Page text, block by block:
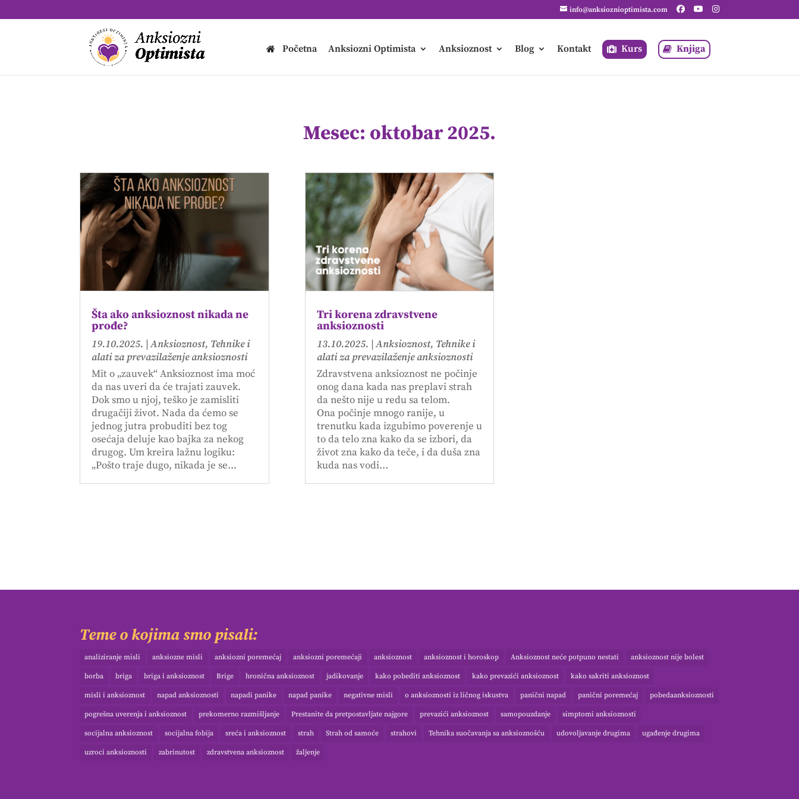
info@anksioznioptimista.com
Početna Anksiozni Optimista Anksioznost Blog Kontakt Kurs Knjiga
Mesec: oktobar 2025.
Šta ako anksioznost nikada ne
prođe?
19.10.2025. |Anksioznost, Tehnike i
alati za prevazilaženje anksioznosti
Mit o „zauvek“ Anksioznost ima moć
da nas uveri da će trajati zauvek.
Dok smo u njoj, teško je zamisliti
drugačiji život. Nada da ćemo se
jednog jutra probuditi bez tog
osećaja deluje kao bajka za nekog
drugog. Um kreira lažnu logiku:
„Pošto traje dugo, nikada je se...
Tri korena zdravstvene
anksioznosti
13.10.2025. |Anksioznost, Tehnike i
alati za prevazilaženje anksioznosti
Zdravstvena anksioznost ne počinje
onog dana kada nas preplavi strah
da nešto nije u redu sa telom.
Ona počinje mnogo ranije, u
trenutku kada izgubimo poverenje u
to da telo zna kako da se izbori, da
život zna kako da teče, i da duša zna
kuda nas vodi…
Teme o kojima smo pisali:
analiziranje misli anksiozne misli anksiozni poremećaj anksiozni poremećaji anksioznost anksioznost i horoskop Anksioznost neće potpuno nestati anksioznost nije bolest
borba briga briga i anksioznost Brige hronična anksioznost jadikovanje kako pobediti anksioznost kako prevazići anksioznost kako sakriti anksioznost
misli i anksioznost napad anksioznosti napadi panike napad panike negativne misli o anksioznosti iz ličnog iskustva panični napad panični poremećaj pobedaanksioznosti
pogrešna uverenja i anksioznost prekomerno razmišljanje Prestanite da pretpostavljate najgore prevazići anksioznost samopouzdanje simptomi anksioznosti
socijalna anksioznost socijalna fobija sreća i anksioznost strah Strah od samoće strahovi Tehnika suočavanja sa anksioznošću udovoljavanje drugima ugađenje drugima
uzroci anksioznosti zabrinutost zdravstvena anksioznost žaljenje